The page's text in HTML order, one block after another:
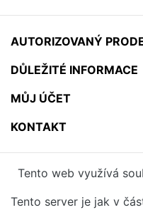
AUTORIZOVANÝ
DŮLEŽITÉ INFORMACE
MŮJ ÚČET
KONTAKT
Tento web využívá
Tento server je jak v